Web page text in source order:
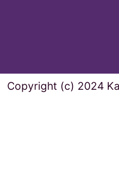
Copyright (c) 2024